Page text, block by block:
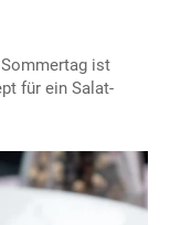
ist
für ein Salat-